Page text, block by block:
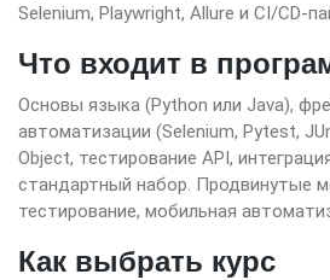
Selenium, Playwright, Allure и CI/CD-
Что входит в
Основы языка (Python или Java),
автоматизации (Selenium, Pytest,
Object, тестирование API,
стандартный набор. Продвинутые
тестирование, мобильная
Как выбрать курс